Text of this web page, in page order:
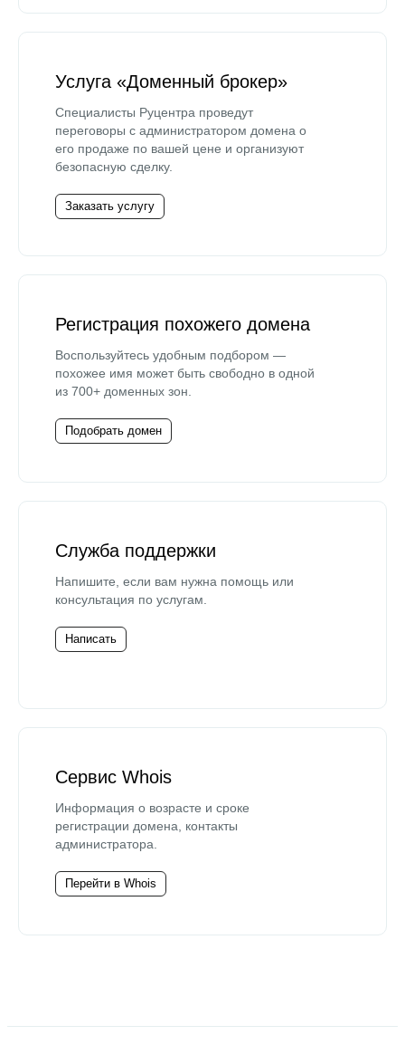
Услуга «Доменный брокер»
Специалисты Руцентра проведут
переговоры с администратором домена о
его продаже по вашей цене и организуют
безопасную сделку.
Заказать услугу
Регистрация похожего домена
Воспользуйтесь удобным подбором —
похожее имя может быть свободно в одной
из 700+ доменных зон.
Подобрать домен
Служба поддержки
Напишите, если вам нужна помощь или
консультация по услугам.
Написать
Сервис Whois
Информация о возрасте и сроке
регистрации домена, контакты
администратора.
Перейти в Whois